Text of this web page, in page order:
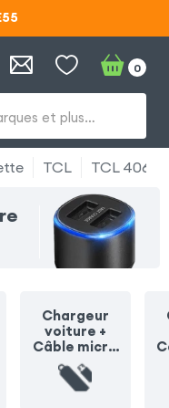
et plus…
0
TCL TCL 406
Chargeur
voiture +
Câble micro
USB